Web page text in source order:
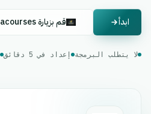
ابدأ قم بزيارة Mazacourses
لا يتطلب البرمجة إعداد في 5 دقائق